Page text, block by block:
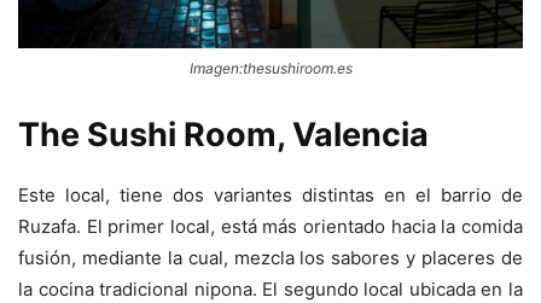
Imagen:thesushiroom.es
The Sushi Room, Valencia
Este local, tiene dos variantes distintas en el barrio de
Ruzafa. El primer local, está más orientado hacia la comida
fusión, mediante la cual, mezcla los sabores y placeres de
la cocina tradicional nipona. El segundo local ubicada en la